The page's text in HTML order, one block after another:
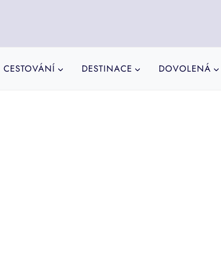
CESTOVÁNÍ DESTINACE DOVOLENÁ